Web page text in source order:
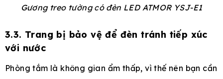
Gương treo tường có đèn LED ATMOR YSJ-E1
3.3. Trang bị bảo vệ để đèn tránh tiếp xúc
với nước
Phòng tắm là không gian ẩm thấp, vì thế nên bạn cần